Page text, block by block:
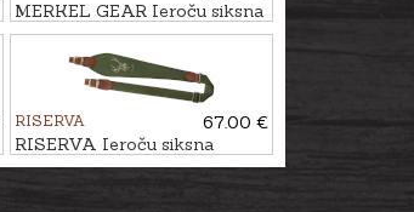
MERKEL GEAR Ieroču siksna
HELIX
RISERVA
67.00 €
RISERVA Ieroču siksna
BRIEDIS